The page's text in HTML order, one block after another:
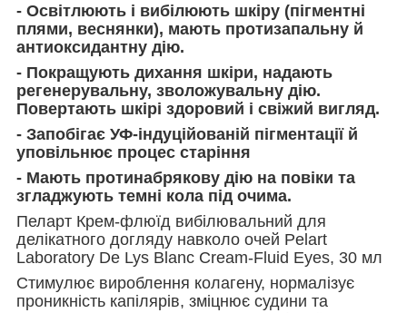
- Освітлюють і вибілюють шкіру (пігментні
плями, веснянки), мають протизапальну й
антиоксидантну дію.
- Покращують дихання шкіри, надають
регенерувальну, зволожувальну дію.
Повертають шкірі здоровий і свіжий вигляд.
- Запобігає УФ-індуційованій пігментації й
уповільнює процес старіння
- Мають протинабрякову дію на повіки та
згладжують темні кола під очима.
Пеларт Крем-флюїд вибілювальний для
делікатного догляду навколо очей Pelart
Laboratory De Lys Blanc Cream-Fluid Eyes, 30 мл
Стимулює вироблення колагену, нормалізує
проникність капілярів, зміцнює судини та